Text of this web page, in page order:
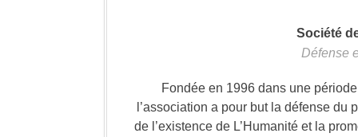
Société
Défense
Fondée en 1996 dans une
l’association a pour but la défense
de l’existence de L’Humanité et la